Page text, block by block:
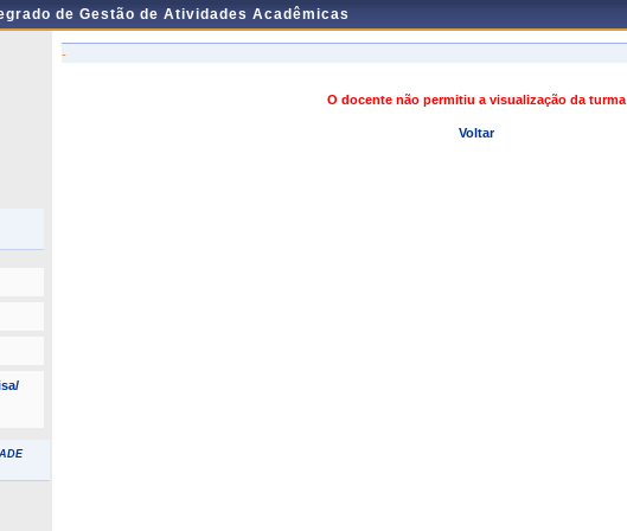
de Gestão de Atividades Acadêmicas
-
O docente não permitiu a visualização da turma
Voltar